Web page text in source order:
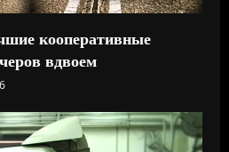
кооперативные
вдвоем